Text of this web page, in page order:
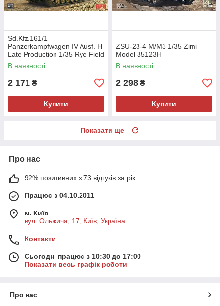
Sd.Kfz.161/1
Panzerkampfwagen IV Ausf. H
Late Production 1/35 Rye Field
Model 5127
В наявності
2 171 ₴
Купити
ZSU-23-4 M/M3 1/35 Zimi
Model 35123H
В наявності
2 298 ₴
Купити
Показати ще
Про нас
92% позитивних з 73 відгуків за рік
Працює з 04.10.2011
м. Київ
вул. Ольжича, 17, Київ, Україна
Контакти
Сьогодні працює з 10:30 до 17:00
Показати весь графік роботи
Про нас